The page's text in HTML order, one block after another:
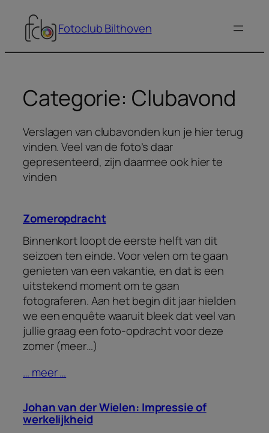
naar
inhoud
Fotoclub Bilthoven
Categorie: Clubavond
Verslagen van clubavonden kun je hier terug
vinden. Veel van de foto’s daar
gepresenteerd, zijn daarmee ook hier te
vinden
Zomeropdracht
Binnenkort loopt de eerste helft van dit
seizoen ten einde. Voor velen om te gaan
genieten van een vakantie, en dat is een
uitstekend moment om te gaan
fotograferen. Aan het begin dit jaar hielden
we een enquête waaruit bleek dat veel van
jullie graag een foto-opdracht voor deze
zomer (meer…)
… meer …
Johan van der Wielen: Impressie of
werkelijkheid